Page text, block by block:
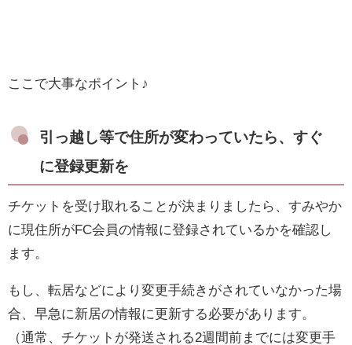
ここで大事なポイント♪
引っ越し等で住所が変わっていたら、すぐ
に登録更新を
チケットを受け取れることが決まりましたら、すみやか
に現住所がFC会員の情報に登録されているかを確認し
ます。
もし、転居などにより変更手続きがされていなかった場
合、早急に新居の情報に更新する必要があります。
（通常、チケットが発送される2週間前までには変更手